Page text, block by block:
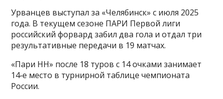
Урванцев выступал за «Челябинск» с июля 2025
года. В текущем сезоне ПАРИ Первой лиги
российский форвард забил два гола и отдал три
результативные передачи в 19 матчах.
«Пари НН» после 18 туров с 14 очками занимает
14‑е место в турнирной таблице чемпионата
России.